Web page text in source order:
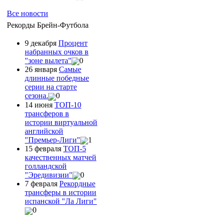
Все новости
Рекорды Брейн-Футбола
9 декабря Процент
набранных очков в
"зоне вылета"
0
26 января Самые
длинные победные
серии на старте
сезона.
0
14 июня ТОП-10
трансферов в
истории виртуальной
английской
"Премьер-Лиги"
1
15 февраля ТОП-5
качественных матчей
голландской
"Эредивизии"
0
7 февраля Рекордные
трансферы в истории
испанской "Ла Лиги"
0